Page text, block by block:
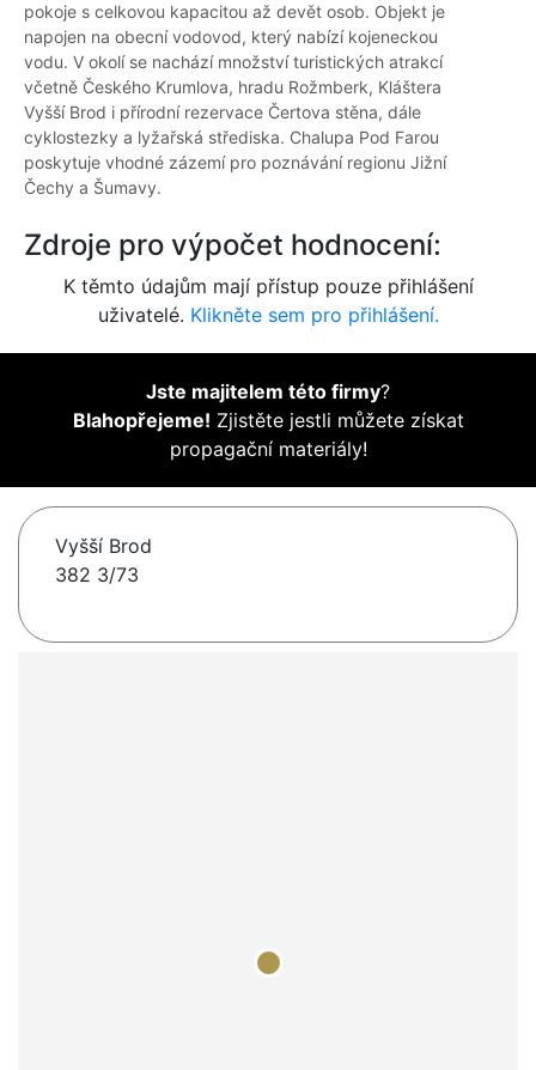
pokoje s celkovou kapacitou až devět osob. Objekt je
napojen na obecní vodovod, který nabízí kojeneckou
vodu. V okolí se nachází množství turistických atrakcí
včetně Českého Krumlova, hradu Rožmberk, Kláštera
Vyšší Brod i přírodní rezervace Čertova stěna, dále
cyklostezky a lyžařská střediska. Chalupa Pod Farou
poskytuje vhodné zázemí pro poznávání regionu Jižní
Čechy a Šumavy.
Zdroje pro výpočet hodnocení:
K těmto údajům mají přístup pouze přihlášení
uživatelé. Klikněte sem pro přihlášení.
Jste majitelem této firmy?
Blahopřejeme! Zjistěte jestli můžete získat
propagační materiály!
Vyšší Brod
382 3/73